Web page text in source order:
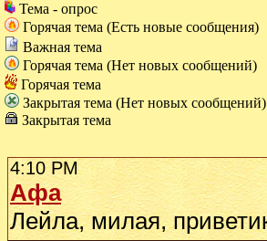
Тема - опрос
Горячая тема (Есть новые сообщения)
Важная тема
Горячая тема (Нет новых сообщений)
Горячая тема
Закрытая тема (Нет новых сообщений)
Закрытая тема